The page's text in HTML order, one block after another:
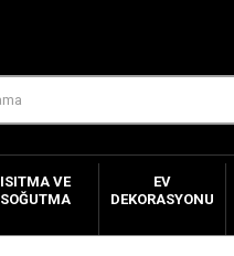
ISITMA VE
SOĞUTMA
EV
DEKORASYONU